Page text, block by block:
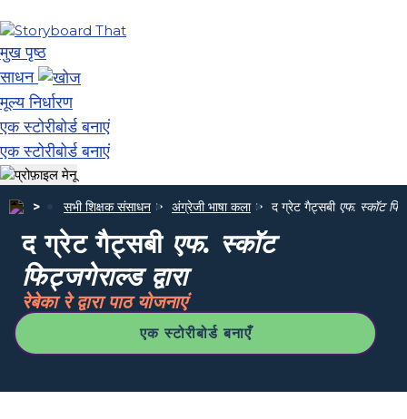
मुख पृष्ठ
साधन
मूल्य निर्धारण
एक स्टोरीबोर्ड बनाएं
एक स्टोरीबोर्ड बनाएं
सभी शिक्षक संसाधन अंग्रेजी भाषा कला द ग्रेट गैट्सबी एफ. स्कॉट
द ग्रेट गैट्सबी एफ. स्कॉट
फिट्जगेराल्ड द्वारा
रेबेका रे द्वारा पाठ योजनाएं
एक स्टोरीबोर्ड बनाएँ